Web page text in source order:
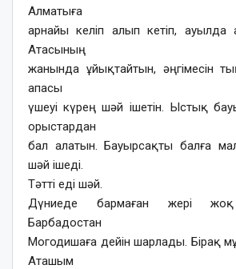
Алматыға
арнайы келіп алып кетіп, ауылда
Атасының
жанында ұйықтайтын, әңгімесін
апасы
үшеуі күрең шәй ішетін. Ыстық
орыстардан
бал алатын. Бауырсақты балға
шәй ішеді.
Тәтті еді шәй.
Дүниеде бармаған жері жоқ
Барбадостан
Могодишаға дейін шарлады. Бірақ
Аташым